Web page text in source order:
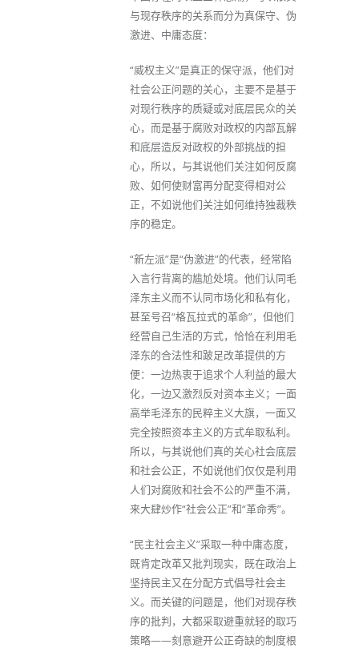
与现存秩序的关系而分为真保守、伪
激进、中庸态度：
“威权主义”是真正的保守派，他们对
社会公正问题的关心，主要不是基于
对现行秩序的质疑或对底层民众的关
心，而是基于腐败对政权的内部瓦解
和底层造反对政权的外部挑战的担
心，所以，与其说他们关注如何反腐
败、如何使财富再分配变得相对公
正，不如说他们关注如何维持独裁秩
序的稳定。
“新左派”是“伪激进”的代表，经常陷
入言行背离的尴尬处境。他们认同毛
泽东主义而不认同市场化和私有化，
甚至号召“格瓦拉式的革命”，但他们
经营自己生活的方式，恰恰在利用毛
泽东的合法性和跛足改革提供的方
便：一边热衷于追求个人利益的最大
化，一边又激烈反对资本主义；一面
高举毛泽东的民粹主义大旗，一面又
完全按照资本主义的方式牟取私利。
所以，与其说他们真的关心社会底层
和社会公正，不如说他们仅仅是利用
人们对腐败和社会不公的严重不满，
来大肆炒作“社会公正”和“革命秀”。
“民主社会主义”采取一种中庸态度，
既肯定改革又批判现实，既在政治上
坚持民主又在分配方式倡导社会主
义。而关键的问题是，他们对现存秩
序的批判，大都采取避重就轻的取巧
策略——刻意避开公正奇缺的制度根